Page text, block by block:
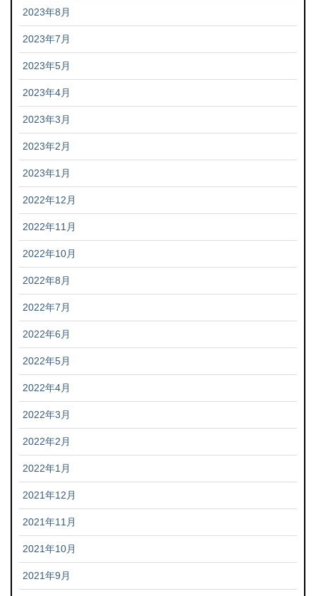
2023年8月
2023年7月
2023年5月
2023年4月
2023年3月
2023年2月
2023年1月
2022年12月
2022年11月
2022年10月
2022年8月
2022年7月
2022年6月
2022年5月
2022年4月
2022年3月
2022年2月
2022年1月
2021年12月
2021年11月
2021年10月
2021年9月